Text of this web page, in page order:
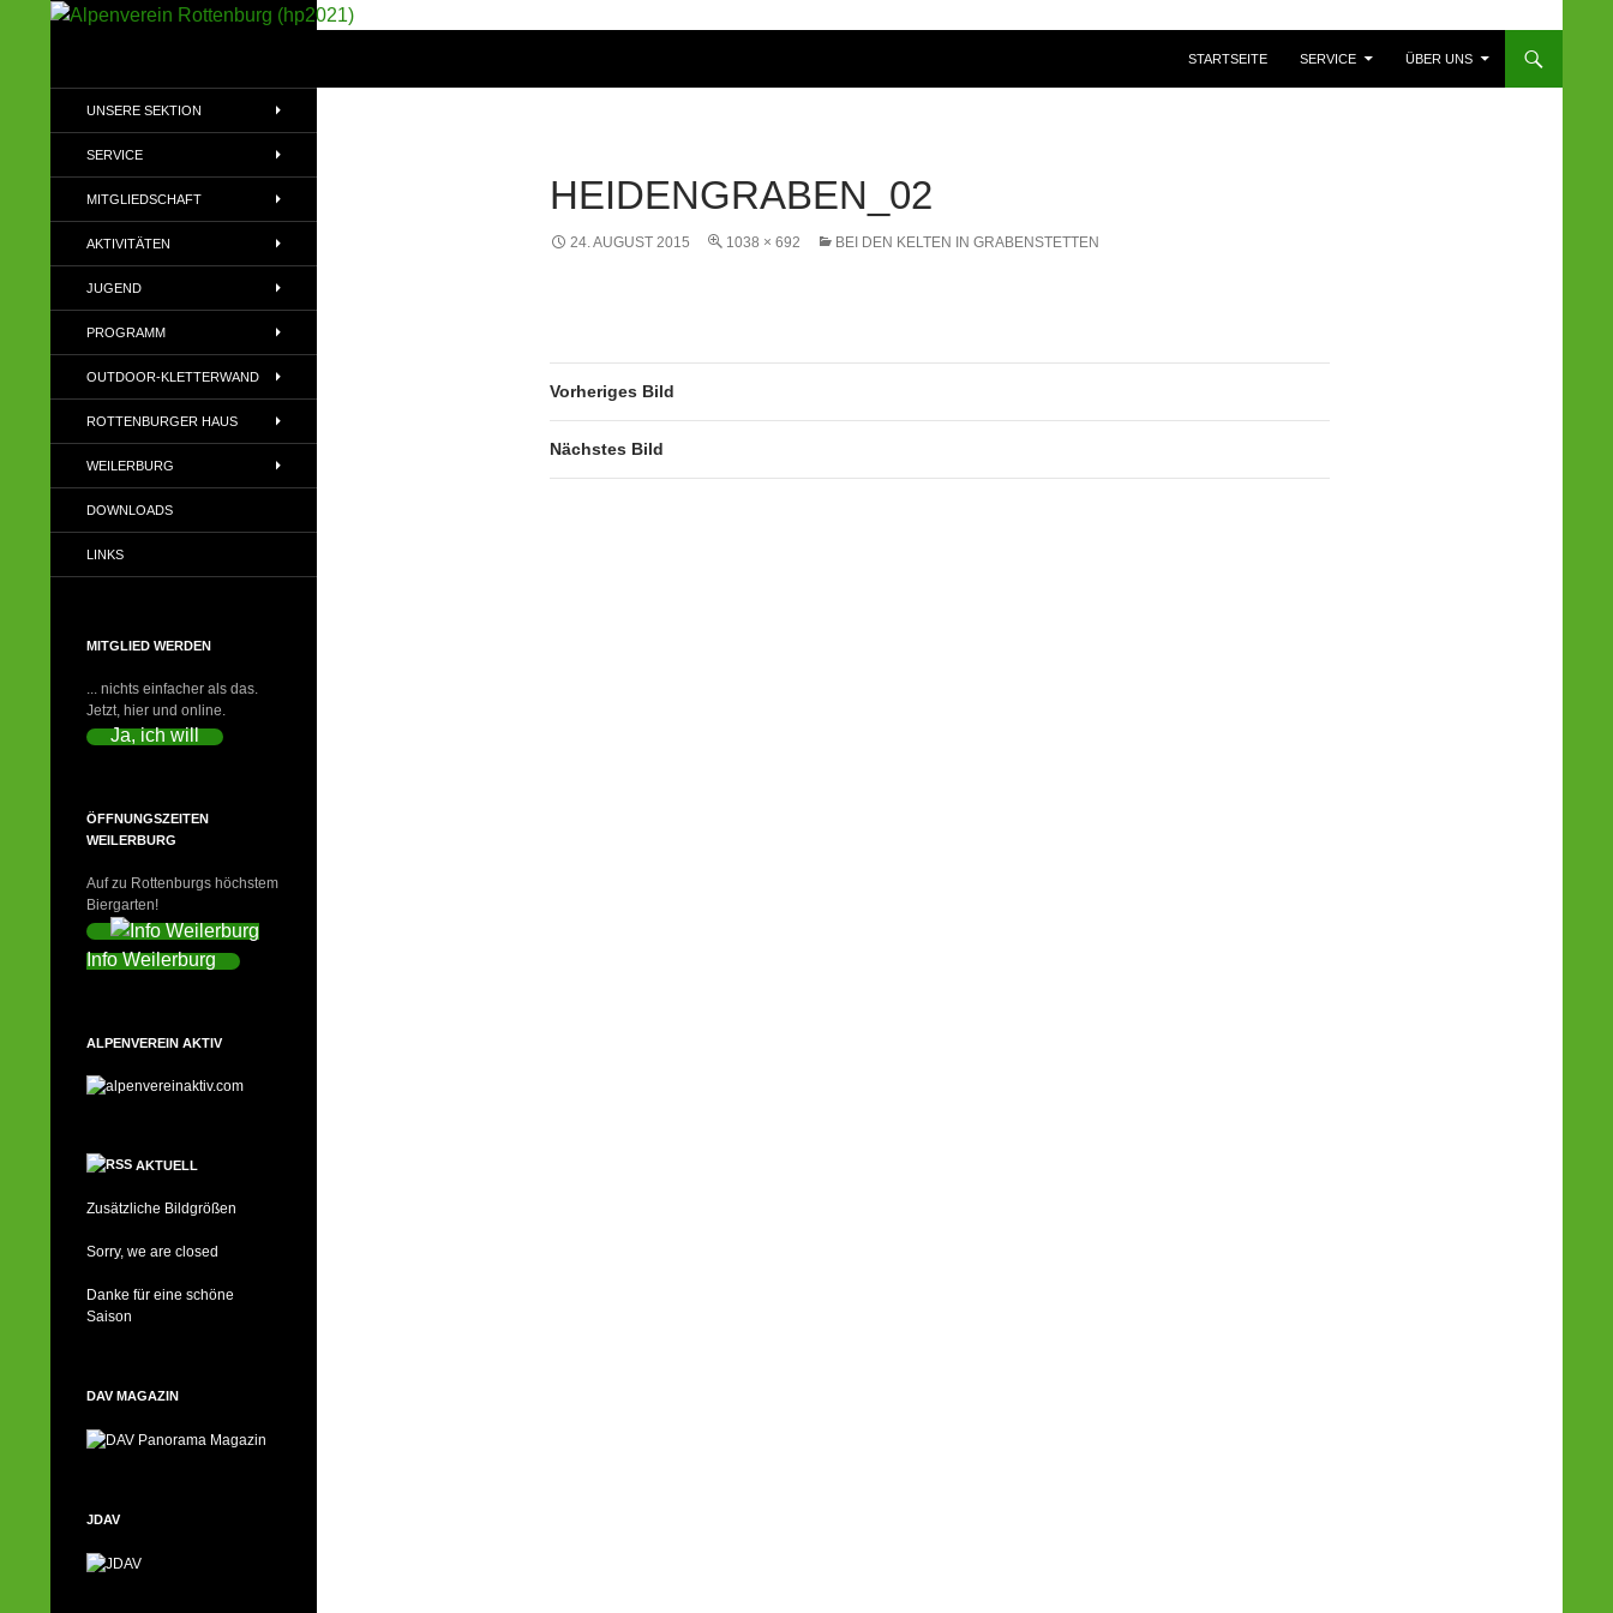
STARTSEITE
SERVICE ÜBER UNS
HEIDENGRABEN_02
24. AUGUST 2015 1038 × 692 BEI DEN KELTEN IN GRABENSTETTEN
Vorheriges Bild
Nächstes Bild
(DAV)
UNSERE SEKTION
SERVICE
MITGLIEDSCHAFT
AKTIVITÄTEN
JUGEND
PROGRAMM
OUTDOOR-KLETTERWAND
ROTTENBURGER HAUS
WEILERBURG
DOWNLOADS
LINKS
MITGLIED WERDEN
... nichts einfacher als das.
Jetzt, hier und online.
Ja, ich will
ÖFFNUNGSZEITEN
WEILERBURG
Auf zu Rottenburgs höchstem
Biergarten!
Info Weilerburg
ALPENVEREIN AKTIV
AKTUELL
Zusätzliche Bildgrößen
Sorry, we are closed
Danke für eine schöne
Saison
DAV MAGAZIN
JDAV